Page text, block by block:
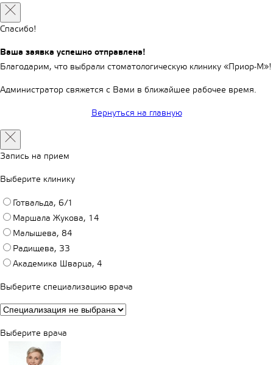
Спасибо!
Ваша заявка успешно отправлена!
Благодарим, что выбрали стоматологическую клинику «Приор-М»!
Администратор свяжется с Вами в ближайшее рабочее время.
Вернуться на главную
Запись на прием
Выберите клинику
Готвальда, 6/1
Маршала Жукова, 14
Малышева, 84
Радищева, 33
Академика Шварца, 4
Выберите специализацию врача
Выберите врача